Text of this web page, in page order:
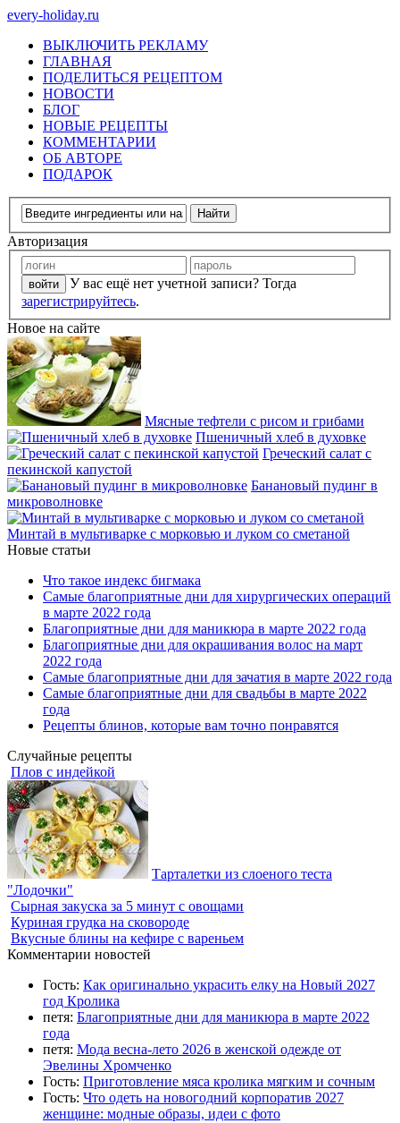
every-holiday.ru
ВЫКЛЮЧИТЬ РЕКЛАМУ
ГЛАВНАЯ
ПОДЕЛИТЬСЯ РЕЦЕПТОМ
НОВОСТИ
БЛОГ
НОВЫЕ РЕЦЕПТЫ
КОММЕНТАРИИ
ОБ АВТОРЕ
ПОДАРОК
Авторизация
У вас ещё нет учетной записи? Тогда
зарегистрируйтесь.
Новое на сайте
Мясные тефтели с рисом и грибами
Пшеничный хлеб в духовке
Греческий салат с
пекинской капустой
Банановый пудинг в
микроволновке
Минтай в мультиварке с морковью и луком со сметаной
Новые статьи
Что такое индекс бигмака
Самые благоприятные дни для хирургических операций
в марте 2022 года
Благоприятные дни для маникюра в марте 2022 года
Благоприятные дни для окрашивания волос на март
2022 года
Самые благоприятные дни для зачатия в марте 2022 года
Самые благоприятные дни для свадьбы в марте 2022
года
Рецепты блинов, которые вам точно понравятся
Случайные рецепты
Плов с индейкой
Тарталетки из слоеного теста
"Лодочки"
Сырная закуска за 5 минут с овощами
Куриная грудка на сковороде
Вкусные блины на кефире с вареньем
Комментарии новостей
Гость: Как оригинально украсить елку на Новый 2027
год Кролика
петя: Благоприятные дни для маникюра в марте 2022
года
петя: Мода весна-лето 2026 в женской одежде от
Эвелины Хромченко
Гость: Приготовление мяса кролика мягким и сочным
Гость: Что одеть на новогодний корпоратив 2027
женщине: модные образы, идеи с фото